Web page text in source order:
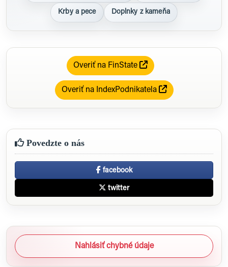
Krby a pece Doplnky z kameňa
Overiť na FinState
Overiť na IndexPodnikatela
Povedzte o nás
facebook
twitter
Nahlásiť chybné údaje